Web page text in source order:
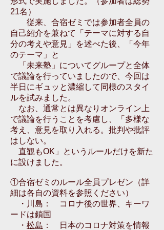
21名）
従来、合宿ゼミでは参加者全員の
自己紹介を兼ねて「テーマに対する自
分の考えや意見」を述べた後、「今年
のテーマ」と
「未来塾」についてグループと全体
で議論を行っていましたので、今回は
半日にギュッと濃縮して同様のスタイ
ルを試みました。
なお、通常とは異なりオンライン上
で議論を行うことを考慮し、「多様な
考え、意見を取り入れる。批判や批評
はしない。
直観もOK」
という ルールだけを新た
に設けました。
①合宿ゼミのルール全員プレゼン（詳
細は各自の資料を参照ください）
・川島： コロナ後の世界、キーワ
ードは鎖国
・ 松島 ： 日本のコロナ対策を情報